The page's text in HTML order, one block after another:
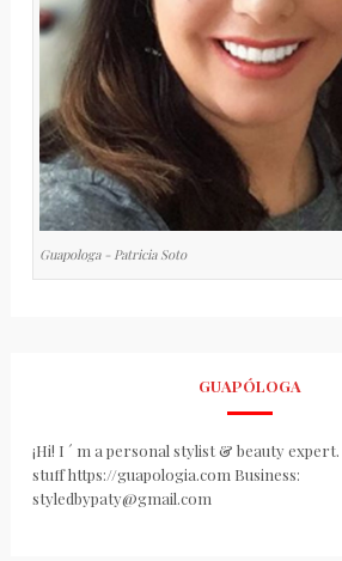
Guapologa - Patricia Soto
GUAPÓLOGA
¡Hi! I ´ m a personal stylist & beauty
stuff https://guapologia.com Business:
styledbypaty@gmail.com